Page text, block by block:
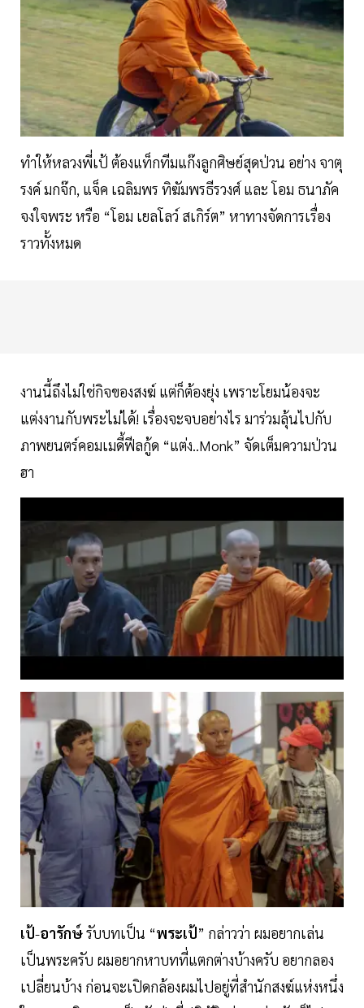
ทำให้หลวงพี่เป้ ต้องแท็กทีมแก๊งลูกศิษย์สุดป่วน อย่าง จาตุ
รงค์ มกจ๊ก, แจ็ค เฉลิมพร ทิฆัมพรธีรวงศ์ และ โอม ธนาภัค
จงใจพระ หรือ “โอม เยลโลว์ สเกิร์ต” หาทางจัดการเรื่อง
ราวทั้งหมด
งานนี้ถึงไม่ใช่กิจของสงฆ์ แต่ก็ต้องยุ่ง เพราะโยมน้องจะ
แต่งงานกับพระไม่ได้! เรื่องจะจบอย่างไร มาร่วมลุ้นไปกับ
ภาพยนตร์คอมเมดี้ฟีลกู้ด “แต่ง..Monk” จัดเต็มความป่วน
ฮา
เป้-อารักษ์รับบทเป็น “พระเป้” กล่าวว่า ผมอยากเล่น
เป็นพระครับ ผมอยากหาบทที่แตกต่างบ้างครับ อยากลอง
เปลี่ยนบ้าง ก่อนจะเปิดกล้องผมไปอยู่ที่สำนักสงฆ์แห่งหนึ่ง